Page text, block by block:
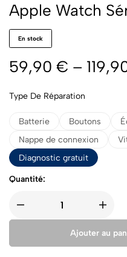
Apple Watch
En stock
59,90 € –
Type De Réparation
Batterie Boutons
Nappe de connexion
Diagnostic gratuit
Quantité:
Ajouter au